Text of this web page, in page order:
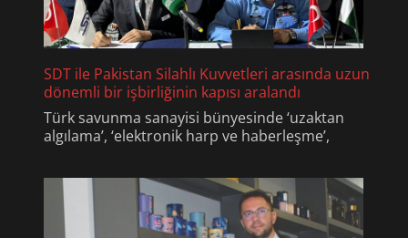
SDT ile Pakistan Silahlı Kuvvetleri arasında uzun
dönemli bir işbirliğinin kapısı aralandı
Türk savunma sanayisi bünyesinde ‘uzaktan
algılama’, ‘elektronik harp ve haberleşme’,